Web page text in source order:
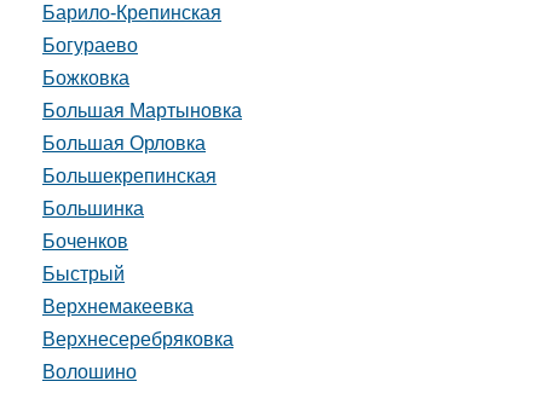
Барило-Крепинская
Богураево
Божковка
Большая Мартыновка
Большая Орловка
Большекрепинская
Большинка
Боченков
Быстрый
Верхнемакеевка
Верхнесеребряковка
Волошино